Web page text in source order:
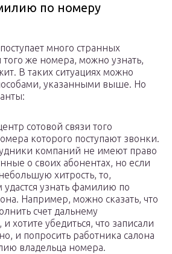
по номеру
много странных
того же номера, можно узнать,
В таких ситуациях можно
указанными выше. Но
сотовой связи того
которого поступают звонки.
компаний не имеют право
о своих абонентах, но если
хитрость, то,
узнать фамилию по
Например, можно сказать, что
счет дальнему
хотите убедиться, что записали
и попросить работника салона
владельца номера.